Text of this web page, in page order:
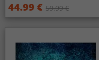
44.99 € 59.99 €